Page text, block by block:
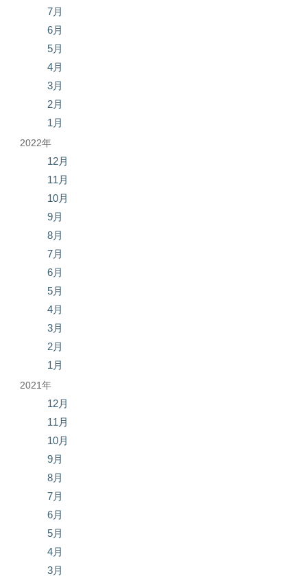
7月
6月
5月
4月
3月
2月
1月
2022年
12月
11月
10月
9月
8月
7月
6月
5月
4月
3月
2月
1月
2021年
12月
11月
10月
9月
8月
7月
6月
5月
4月
3月